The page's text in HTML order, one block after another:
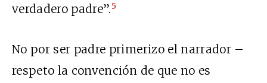
verdadero padre”.5
No por ser padre primerizo el narrador –
respeto la convención de que no es